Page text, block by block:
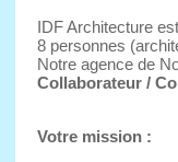
IDF Architecture
8 personnes
Notre agence de
Collaborateur /
Votre mission :